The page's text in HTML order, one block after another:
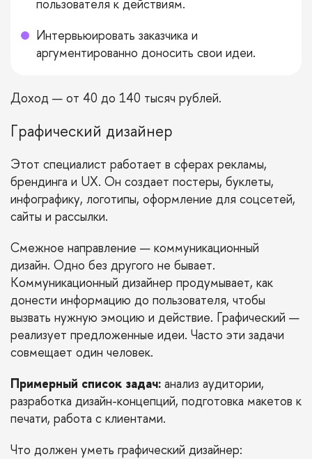
пользователя к действиям.
Интервьюировать заказчика и
аргументированно доносить свои идеи.
Доход — от 40 до 140 тысяч рублей.
Графический дизайнер
Этот специалист работает в сферах рекламы,
брендинга и UX. Он создает постеры, буклеты,
инфографику, логотипы, оформление для соцсетей,
сайты и рассылки.
Смежное направление — коммуникационный
дизайн. Одно без другого не бывает.
Коммуникационный дизайнер продумывает, как
донести информацию до пользователя, чтобы
вызвать нужную эмоцию и действие. Графический —
реализует предложенные идеи. Часто эти задачи
совмещает один человек.
Примерный список задач: анализ аудитории,
разработка дизайн-концепций, подготовка макетов к
печати, работа с клиентами.
Что должен уметь графический дизайнер: